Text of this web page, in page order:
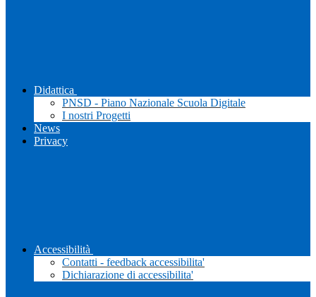
Didattica
PNSD - Piano Nazionale Scuola Digitale
I nostri Progetti
News
Privacy
Accessibilità
Contatti - feedback accessibilita'
Dichiarazione di accessibilita'